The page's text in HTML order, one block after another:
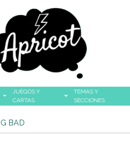
JUEGOS Y
CARTAS
TEMAS Y
SECCIONES
BAD